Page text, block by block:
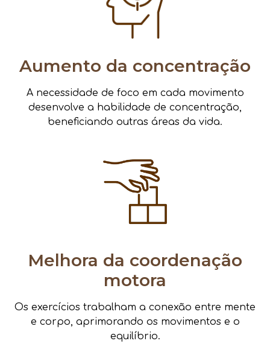
Aumento da concentração
A necessidade de foco em cada movimento
desenvolve a habilidade de concentração,
beneficiando outras áreas da vida.
Melhora da coordenação
motora
Os exercícios trabalham a conexão entre mente
e corpo, aprimorando os movimentos e o
equilíbrio.